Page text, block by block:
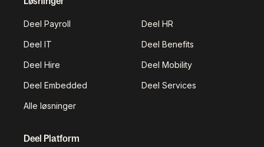
Deel Payroll Deel HR
Deel IT Deel Benefits
Deel Hire Deel Mobility
Deel Embedded Deel Services
Alle løsninger
Deel Platform